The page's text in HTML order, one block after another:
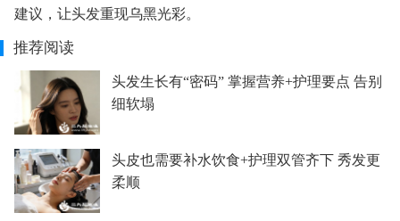
建议，让头发重现乌黑光彩。
推荐阅读
头发生长有“密码” 掌握营养+护理要点 告别
细软塌
头皮也需要补水饮食+护理双管齐下 秀发更
柔顺